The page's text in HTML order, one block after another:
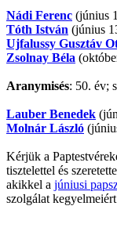
Nádi Ferenc (június
Tóth István (június
Ujfalussy Gusztáv
Zsolnay Béla
Aranymisés: 50. év;
Lauber Benedek
Molnár László
Kérjük a
tisztelettel és
akikkel a júniusi
szolgálat